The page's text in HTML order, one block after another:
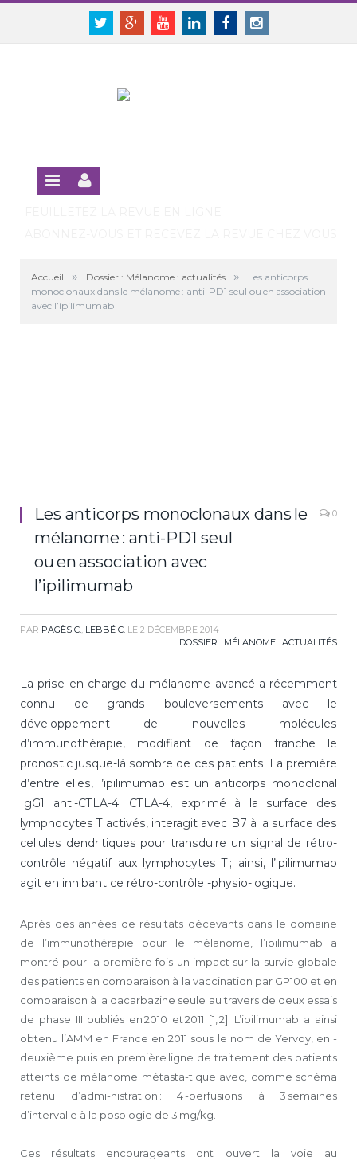
Panneau de gestion des cookies
TwitterGoogle+YoutubeLinkedinFacebookInstagram
SE CONNECTER
Accueil » Dossier : Mélanome : actualités »
Les anticorps
monoclonaux dans le mélanome : anti-PD1 seul ou en association
avec l’ipilimumab
Les anticorps monoclonaux dans le
mélanome : anti-PD1 seul
ou en association avec
l’ipilimumab
0
PAR PAGÈS C., LEBBÉ C. LE 2 DÉCEMBRE 2014
DOSSIER : MÉLANOME : ACTUALITÉS
La prise en charge du mélanome avancé a récemment
connu de grands bouleversements avec le
développement de nouvelles molécules
d’immunothérapie, modifiant de façon franche le
pronostic jusque-là sombre de ces patients. La première
d’entre elles, l’ipilimumab est un anticorps monoclonal
IgG1 anti-CTLA-4. CTLA-4, exprimé à la surface des
lymphocytes T activés, interagit avec B7 à la surface des
cellules dendritiques pour transduire un signal de rétro-
contrôle négatif aux lymphocytes T ; ainsi, l’ipilimumab
agit en inhibant ce rétro-contrôle -physio-logique.
Après des années de résultats décevants dans le domaine
de l’immunothérapie pour le mélanome, l’ipilimumab a
montré pour la première fois un impact sur la survie globale
des patients en comparaison à la vaccination par GP100 et en
comparaison à la dacarbazine seule au travers de deux essais
de phase III publiés en 2010 et 2011 [1, 2]. L’ipilimumab a ainsi
obtenu l’AMM en France en 2011 sous le nom de Yervoy, en -
deuxième puis en première ligne de traitement des patients
atteints de mélanome métasta-tique avec, comme schéma
retenu d’admi-nistration : 4 -perfusions à 3 semaines
d’intervalle à la posologie de 3 mg/kg.
Ces résultats encourageants ont ouvert la voie au